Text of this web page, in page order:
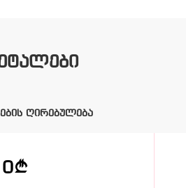
ღირებულება
0